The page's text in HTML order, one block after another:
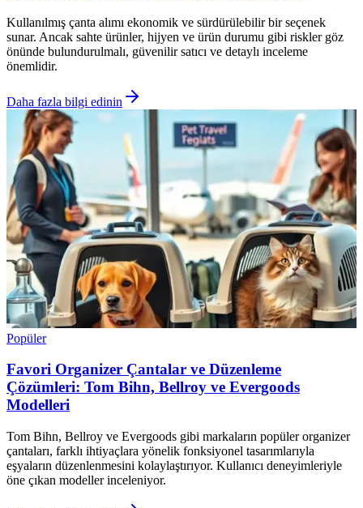
Kullanılmış çanta alımı ekonomik ve sürdürülebilir bir seçenek
sunar. Ancak sahte ürünler, hijyen ve ürün durumu gibi riskler göz
önünde bulundurulmalı, güvenilir satıcı ve detaylı inceleme
önemlidir.
Daha fazla bilgi edinin
Popüler
Favori Organizer Çantalar ve Düzenleme
Çözümleri: Tom Bihn, Bellroy ve Evergoods
Modelleri
Tom Bihn, Bellroy ve Evergoods gibi markaların popüler organizer
çantaları, farklı ihtiyaçlara yönelik fonksiyonel tasarımlarıyla
eşyaların düzenlenmesini kolaylaştırıyor. Kullanıcı deneyimleriyle
öne çıkan modeller inceleniyor.